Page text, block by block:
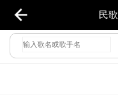
民歌